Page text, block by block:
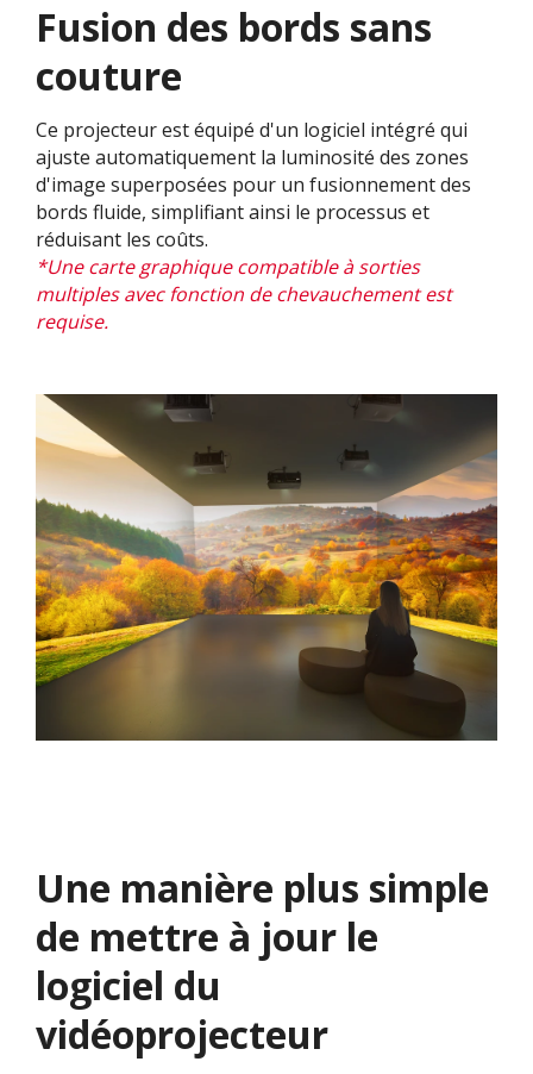
Fusion des bords sans
couture
Ce projecteur est équipé d'un logiciel intégré qui
ajuste automatiquement la luminosité des zones
d'image superposées pour un fusionnement des
bords fluide, simplifiant ainsi le processus et
réduisant les coûts.
*Une carte graphique compatible à sorties
multiples avec fonction de chevauchement est
requise.
Une manière plus simple
de mettre à jour le
logiciel du
vidéoprojecteur